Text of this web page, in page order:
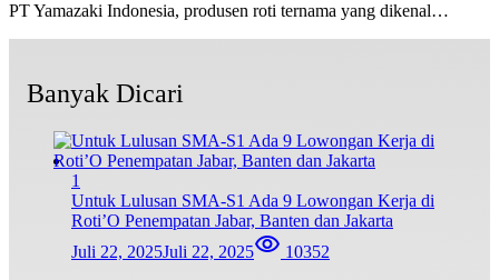
PT Yamazaki Indonesia, produsen roti ternama yang dikenal…
Banyak Dicari
1
Untuk Lulusan SMA-S1 Ada 9 Lowongan Kerja di
Roti’O Penempatan Jabar, Banten dan Jakarta
Juli 22, 2025Juli 22, 2025 10352